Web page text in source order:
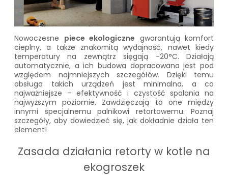
Nowoczesne piece ekologiczne gwarantują komfort
cieplny, a także znakomitą wydajność, nawet kiedy
temperatury na zewnątrz sięgają -20°C. Działają
automatycznie, a ich budowa dopracowana jest pod
względem najmniejszych szczegółów. Dzięki temu
obsługa takich urządzeń jest minimalna, a co
najważniejsze – efektywność i czystość spalania na
najwyższym poziomie. Zawdzięczają to one między
innymi specjalnemu palnikowi retortowemu. Poznaj
szczegóły, aby dowiedzieć się, jak dokładnie działa ten
element!
Zasada działania retorty w kotle na
ekogroszek